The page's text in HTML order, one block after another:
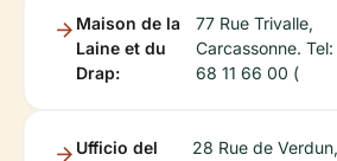
Maison de la
Laine et du
Drap:
77 Rue Trivalle,
Carcassonne.
68 11 66 00 (
Ufficio del
28 Rue de Verdun,